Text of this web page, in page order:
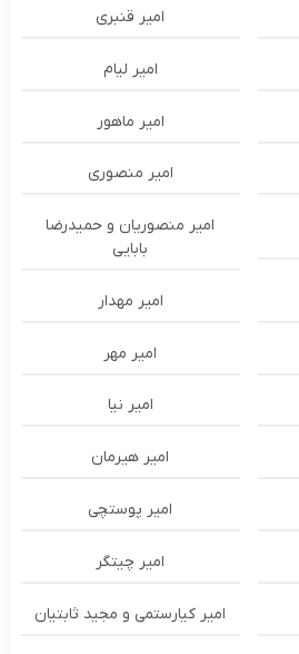
امیر قنبری
امیر لیام
امیر ماهور
امیر منصوری
امیر منصوریان و حمیدرضا
بابایی
امیر مهدار
امیر مهر
امیر نیا
امیر هیرمان
امیر پوستچی
امیر چیتگر
امیر کیارستمی و مجید ثابتیان